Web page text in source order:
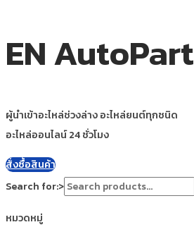
EN AutoPart
ผู้นำเข้าอะไหล่ช่วงล่าง อะไหล่ยนต์ทุกชนิด
อะไหล่ออนไลน์ 24 ชั่วโมง
สั่งซื้อสินค้า
Search for:>
หมวดหมู่